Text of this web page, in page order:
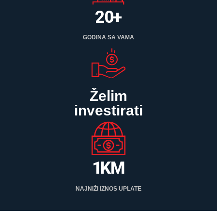
2
3
5
6
7
8
9
0
0+
GODINA SA VAMA
Želim
investirati
0
1
2
KM
NAJNIŽI IZNOS UPLATE